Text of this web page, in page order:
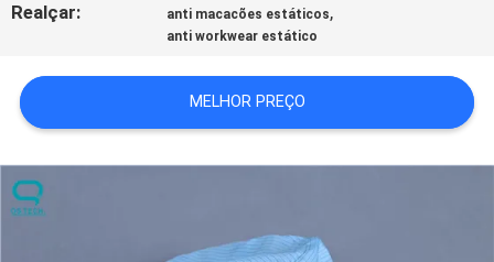
UMAS
CITAÇÕES
MAPA
DO
SITE
Realçar: anti macacões estáticos,
anti workwear estático
MELHOR PREÇO